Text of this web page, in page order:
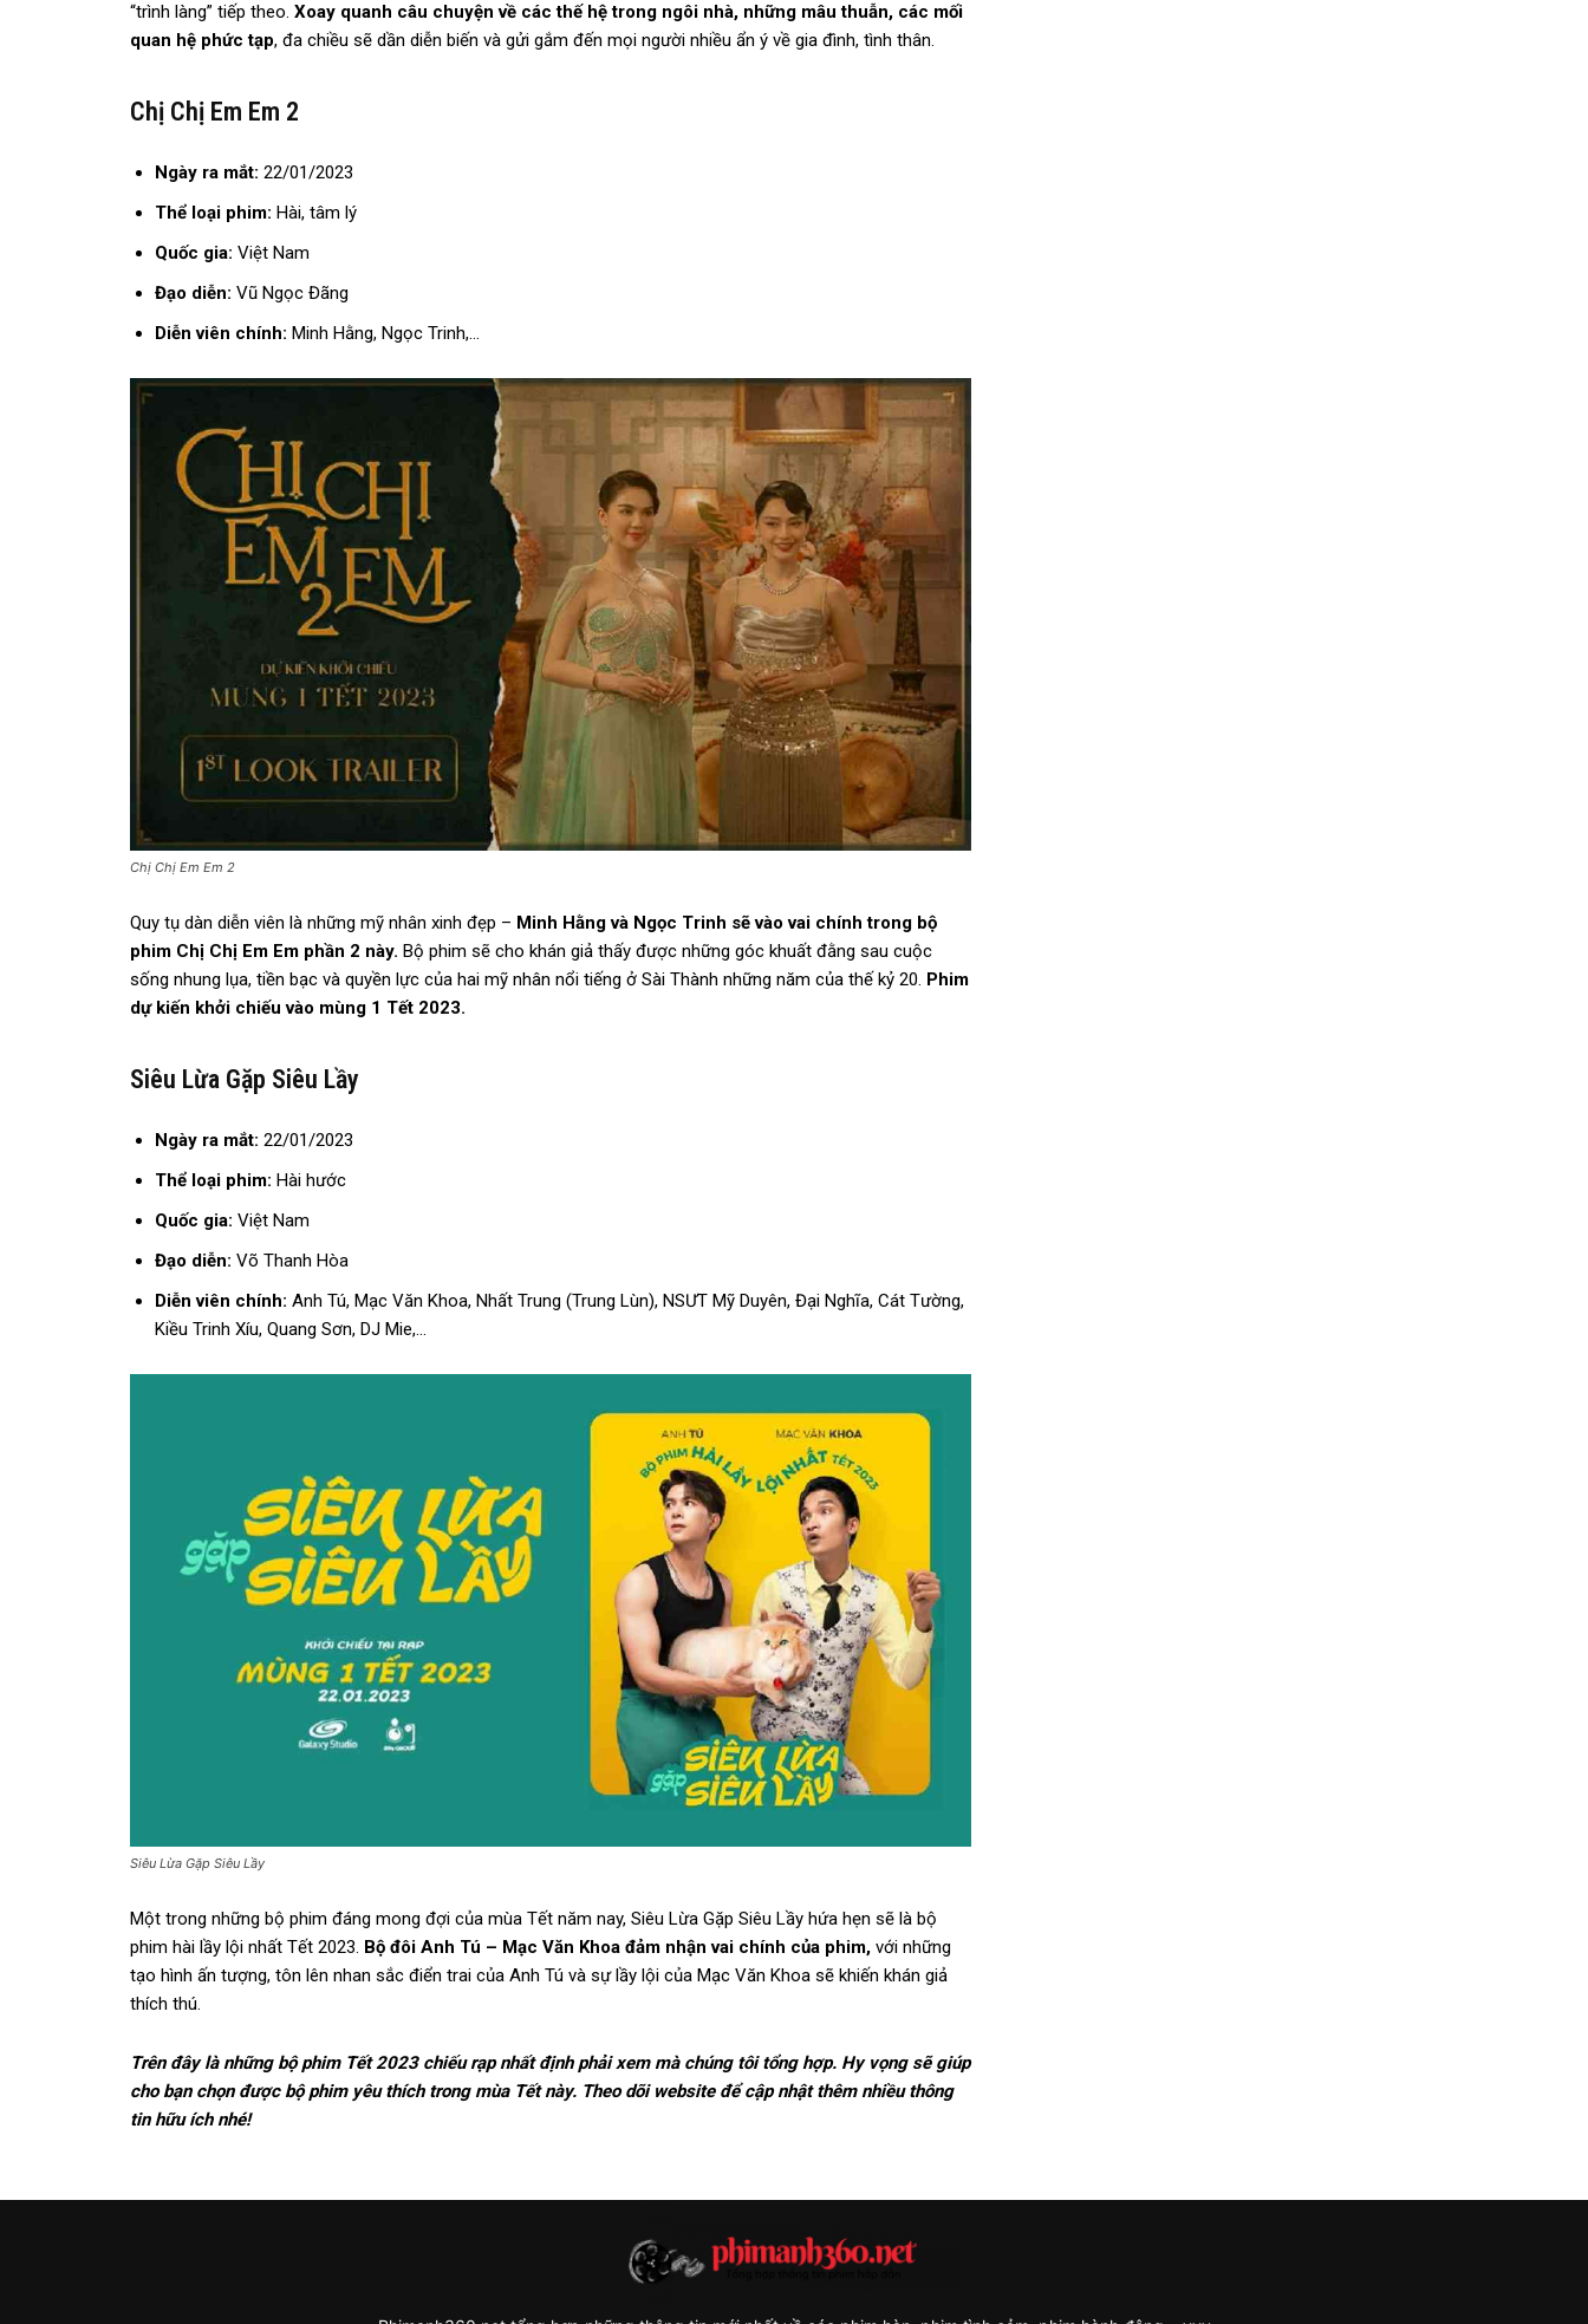
“trình làng” tiếp theo. Xoay quanh câu chuyện về các thế hệ trong ngôi nhà, những mâu thuẫn, các mối
quan hệ phức tạp, đa chiều sẽ dần diễn biến và gửi gắm đến mọi người nhiều ẩn ý về gia đình, tình thân.
Chị Chị Em Em 2
Ngày ra mắt: 22/01/2023
Thể loại phim: Hài, tâm lý
Quốc gia: Việt Nam
Đạo diễn: Vũ Ngọc Đãng
Diễn viên chính: Minh Hằng, Ngọc Trinh,…
Chị Chị Em Em 2
Quy tụ dàn diễn viên là những mỹ nhân xinh đẹp – Minh Hằng và Ngọc Trinh sẽ vào vai chính trong bộ
phim Chị Chị Em Em phần 2 này. Bộ phim sẽ cho khán giả thấy được những góc khuất đằng sau cuộc
sống nhung lụa, tiền bạc và quyền lực của hai mỹ nhân nổi tiếng ở Sài Thành những năm của thế kỷ 20. Phim
dự kiến khởi chiếu vào mùng 1 Tết 2023.
Siêu Lừa Gặp Siêu Lầy
Ngày ra mắt: 22/01/2023
Thể loại phim: Hài hước
Quốc gia: Việt Nam
Đạo diễn: Võ Thanh Hòa
Diễn viên chính: Anh Tú, Mạc Văn Khoa, Nhất Trung (Trung Lùn), NSƯT Mỹ Duyên, Đại Nghĩa, Cát Tường,
Kiều Trinh Xíu, Quang Sơn, DJ Mie,…
Siêu Lừa Gặp Siêu Lầy
Một trong những bộ phim đáng mong đợi của mùa Tết năm nay, Siêu Lừa Gặp Siêu Lầy hứa hẹn sẽ là bộ
phim hài lầy lội nhất Tết 2023. Bộ đôi Anh Tú – Mạc Văn Khoa đảm nhận vai chính của phim, với những
tạo hình ấn tượng, tôn lên nhan sắc điển trai của Anh Tú và sự lầy lội của Mạc Văn Khoa sẽ khiến khán giả
thích thú.
Trên đây là những bộ phim Tết 2023 chiếu rạp nhất định phải xem mà chúng tôi tổng hợp. Hy vọng sẽ giúp
cho bạn chọn được bộ phim yêu thích trong mùa Tết này. Theo dõi website để cập nhật thêm nhiều thông
tin hữu ích nhé!